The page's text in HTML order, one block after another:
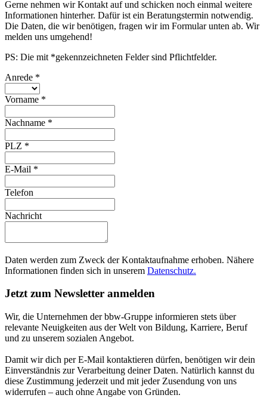
Gerne nehmen wir Kontakt auf und schicken noch einmal weitere
Informationen hinterher. Dafür ist ein Beratungstermin notwendig.
Die Daten, die wir benötigen, fragen wir im Formular unten ab. Wir
melden uns umgehend!
PS: Die mit *gekennzeichneten Felder sind Pflichtfelder.
Anrede *
Vorname *
Nachname *
PLZ *
E-Mail *
Telefon
Nachricht
Daten werden zum Zweck der Kontaktaufnahme erhoben. Nähere
Informationen finden sich in unserem Datenschutz.
Jetzt zum Newsletter anmelden
Wir, die Unternehmen der bbw-Gruppe informieren stets über
relevante Neuigkeiten aus der Welt von Bildung, Karriere, Beruf
und zu unserem sozialen Angebot.
Damit wir dich per E-Mail kontaktieren dürfen, benötigen wir dein
Einverständnis zur Verarbeitung deiner Daten. Natürlich kannst du
diese Zustimmung jederzeit und mit jeder Zusendung von uns
widerrufen – auch ohne Angabe von Gründen.